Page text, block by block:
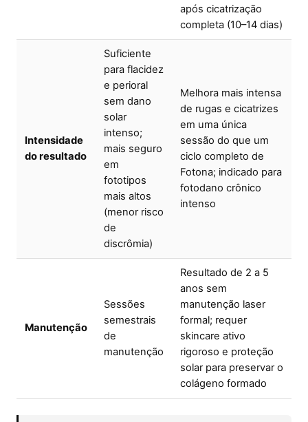
após cicatrização
completa (10–14 dias)
Intensidade
do resultado
Suficiente
para flacidez
e perioral
sem dano
solar
intenso;
mais seguro
em
fototipos
mais altos
(menor risco
de
discrômia)
Melhora mais intensa
de rugas e cicatrizes
em uma única
sessão do que um
ciclo completo de
Fotona; indicado para
fotodano crônico
intenso
Manutenção
Sessões
semestrais
de
manutenção
Resultado de 2 a 5
anos sem
manutenção laser
formal; requer
skincare ativo
rigoroso e proteção
solar para preservar o
colágeno formado